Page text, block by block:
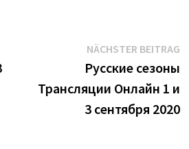
NÄCHSTER BEITRAG
Русские сезоны
Трансляции Онлайн 1 и
3 сентября 2020